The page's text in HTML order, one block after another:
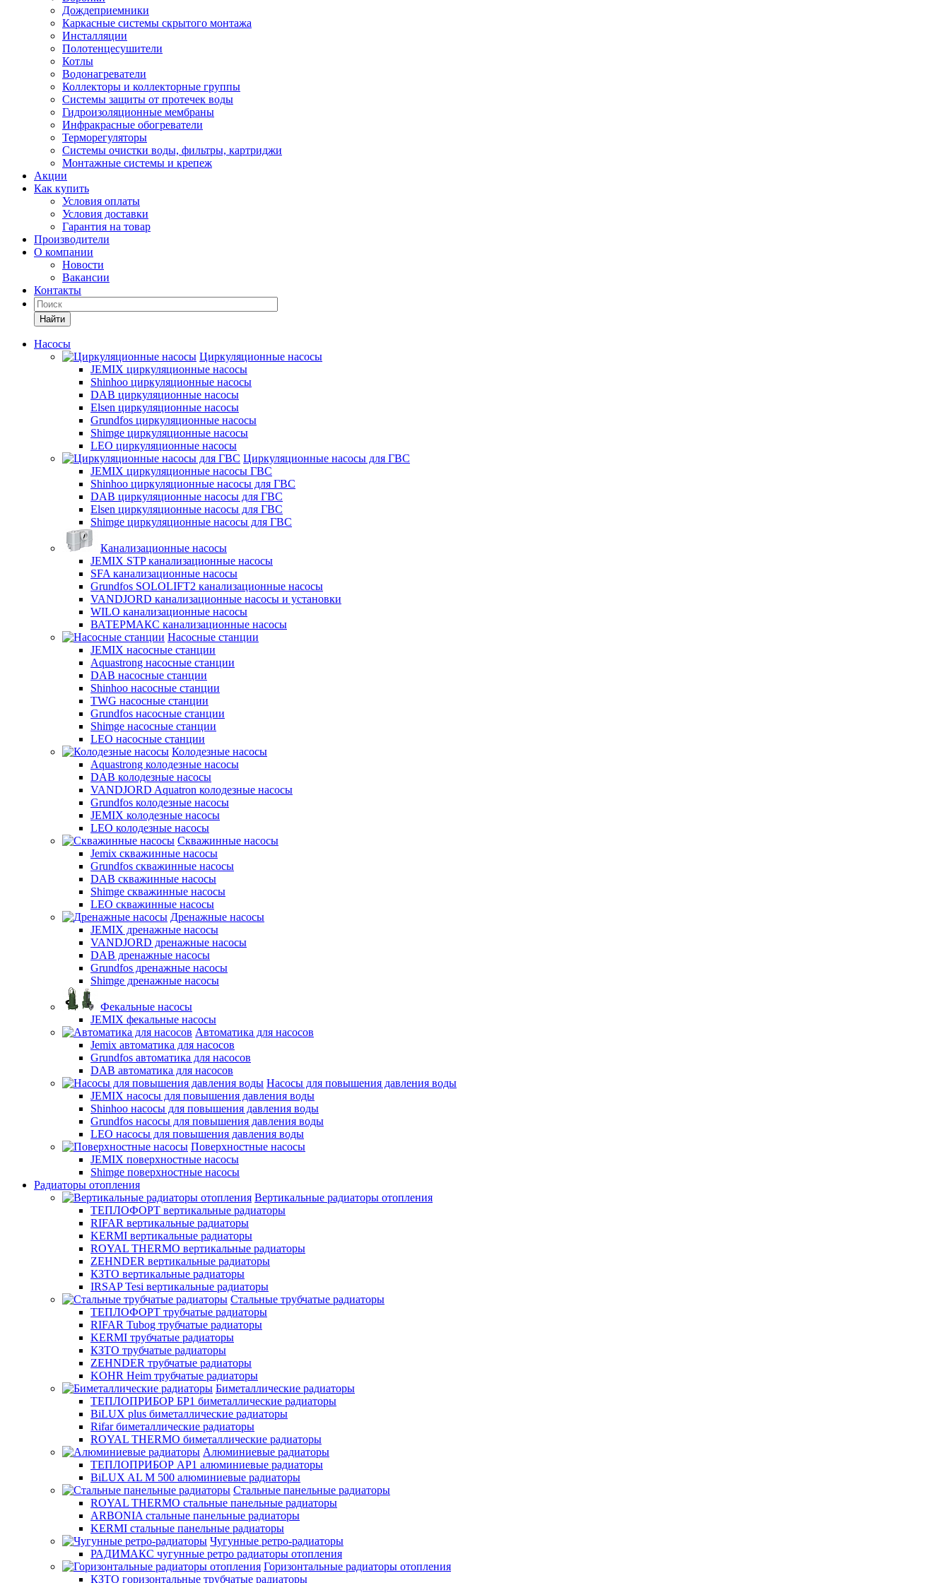
Дождеприемники
Каркасные системы скрытого монтажа
Инсталляции
Полотенцесушители
Котлы
Водонагреватели
Коллекторы и коллекторные группы
Системы защиты от протечек воды
Гидроизоляционные мембраны
Инфракрасные обогреватели
Терморегуляторы
Системы очистки воды, фильтры, картриджи
Монтажные системы и крепеж
Акции
Как купить
Условия оплаты
Условия доставки
Гарантия на товар
Производители
О компании
Новости
Вакансии
Контакты
Найти
Насосы
Циркуляционные насосы
JEMIX циркуляционные насосы
Shinhoo циркуляционные насосы
DAB циркуляционные насосы
Elsen циркуляционные насосы
Grundfos циркуляционные насосы
Shimge циркуляционные насосы
LEO циркуляционные насосы
Циркуляционные насосы для ГВС
JEMIX циркуляционные насосы ГВС
Shinhoo циркуляционные насосы для ГВС
DAB циркуляционные насосы для ГВС
Elsen циркуляционные насосы для ГВС
Shimge циркуляционные насосы для ГВС
Канализационные насосы
JEMIX STP канализационные насосы
SFA канализационные насосы
Grundfos SOLOLIFT2 канализационные насосы
VANDJORD канализационные насосы и установки
WILO канализационные насосы
ВАТЕРМАКС канализационные насосы
Насосные станции
JEMIX насосные станции
Aquastrong насосные станции
DAB насосные станции
Shinhoo насосные станции
TWG насосные станции
Grundfos насосные станции
Shimge насосные станции
LEO насосные станции
Колодезные насосы
Aquastrong колодезные насосы
DAB колодезные насосы
VANDJORD Aquatron колодезные насосы
Grundfos колодезные насосы
JEMIX колодезные насосы
LEO колодезные насосы
Скважинные насосы
Jemix cкважинные насосы
Grundfos скважинные насосы
DAB скважинные насосы
Shimge скважинные насосы
LEO скважинные насосы
Дренажные насосы
JEMIX дренажные насосы
VANDJORD дренажные насосы
DAB дренажные насосы
Grundfos дренажные насосы
Shimge дренажные насосы
Фекальные насосы
JEMIX фекальные насосы
Автоматика для насосов
Jemix автоматика для насосов
Grundfos автоматика для насосов
DAB автоматика для насосов
Насосы для повышения давления воды
JEMIX насосы для повышения давления воды
Shinhoo насосы для повышения давления воды
Grundfos насосы для повышения давления воды
LEO насосы для повышения давления воды
Поверхностные насосы
JEMIX поверхностные насосы
Shimge поверхностные насосы
Радиаторы отопления
Вертикальные радиаторы отопления
ТЕПЛОФОРТ вертикальные радиаторы
RIFAR вертикальные радиаторы
KERMI вертикальные радиаторы
ROYAL THERMO вертикальные радиаторы
ZEHNDER вертикальные радиаторы
КЗТО вертикальные радиаторы
IRSAP Tesi вертикальные радиаторы
Стальные трубчатые радиаторы
ТЕПЛОФОРТ трубчатые радиаторы
RIFAR Tubog трубчатые радиаторы
KERMI трубчатые радиаторы
КЗТО трубчатые радиаторы
ZEHNDER трубчатые радиаторы
KOHR Heim трубчатые радиаторы
Биметаллические радиаторы
ТЕПЛОПРИБОР БР1 биметаллические радиаторы
BiLUX plus биметаллические радиаторы
Rifar биметаллические радиаторы
ROYAL THERMO биметаллические радиаторы
Алюминиевые радиаторы
ТЕПЛОПРИБОР АР1 алюминиевые радиаторы
BiLUX AL M 500 алюминиевые радиаторы
Стальные панельные радиаторы
ROYAL THERMO стальные панельные радиаторы
ARBONIA стальные панельные радиаторы
KERMI стальные панельные радиаторы
Чугунные ретро-радиаторы
РАДИМАКС чугунные ретро радиаторы отопления
Горизонтальные радиаторы отопления
КЗТО горизонтальные трубчатые радиаторы